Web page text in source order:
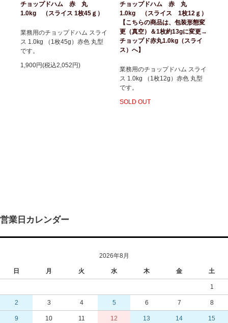
チョップドハム 赤 丸
1.0kg （スライス 1枚45ｇ）
業務用のチョップドハム スライ
ス 1.0kg （1枚45g）赤色 丸型
です。
1,900円(税込2,052円)
チョップドハム 赤 丸
1.0kg （スライス 1枚12ｇ）
【こちらの商品は、包装形態変
更（真空）＆1枚約13gに変更→
チョップド赤丸1.0kg（スライ
ス）へ】
業務用のチョップドハム スライ
ス 1.0kg （1枚12g）赤色 丸型
です。
SOLD OUT
営業日カレンダー
2026年8月
日 月 火 水 木 金 土
1
2 3 4 5 6 7 8
9 10 11 12 13 14 15